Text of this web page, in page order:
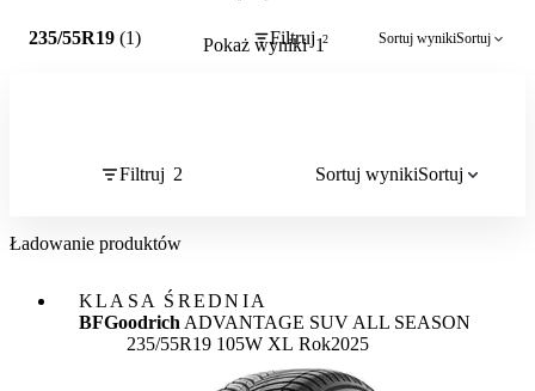
Pokaż wyniki 1
235/55R19 (1) Filtruj 2 Sortuj wynikiSortuj
Filtruj 2 Sortuj wynikiSortuj
Ładowanie produktów
KLASA ŚREDNIA
BFGoodrich ADVANTAGE SUV ALL SEASON
235/55R19 105W XL Rok2025